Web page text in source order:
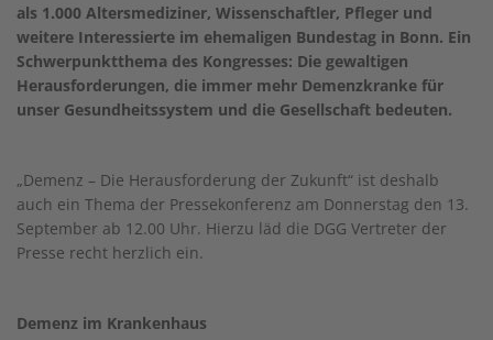
als 1.000 Altersmediziner, Wissenschaftler, Pfleger und
weitere Interessierte im ehemaligen Bundestag in Bonn. Ein
Schwerpunktthema des Kongresses: Die gewaltigen
Herausforderungen, die immer mehr Demenzkranke für
unser Gesundheitssystem und die Gesellschaft bedeuten.
„Demenz – Die Herausforderung der Zukunft“ ist deshalb
auch ein Thema der Pressekonferenz am Donnerstag den 13.
September ab 12.00 Uhr. Hierzu läd die DGG Vertreter der
Presse recht herzlich ein.
Demenz im Krankenhaus